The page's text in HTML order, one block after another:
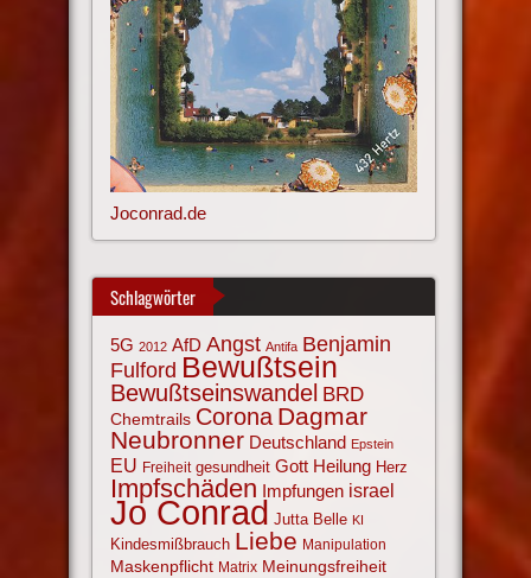
Joconrad.de
Schlagwörter
5G 2012 AfD Angst Antifa Benjamin
Fulford Bewußtsein
Bewußtseinswandel BRD
Chemtrails Corona Dagmar
Neubronner Deutschland Epstein
EU Freiheit gesundheit Gott Heilung Herz
Impfschäden Impfungen israel
Jo Conrad Jutta Belle KI
Kindesmißbrauch Liebe Manipulation
Maskenpflicht Matrix Meinungsfreiheit